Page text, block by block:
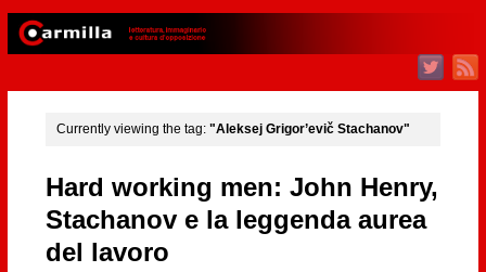
Currently viewing the tag: "Aleksej Grigor’evič Stachanov"
Hard working men: John Henry,
Stachanov e la leggenda aurea
del lavoro